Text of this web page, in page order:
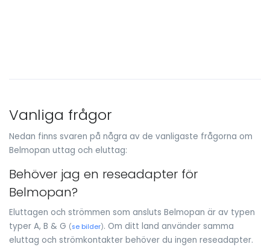
Vanliga frågor
Nedan finns svaren på några av de vanligaste frågorna om
Belmopan uttag och eluttag:
Behöver jag en reseadapter för
Belmopan?
Eluttagen och strömmen som ansluts Belmopan är av typen
typer A, B & G (se bilder). Om ditt land använder samma
eluttag och strömkontakter behöver du ingen reseadapter.